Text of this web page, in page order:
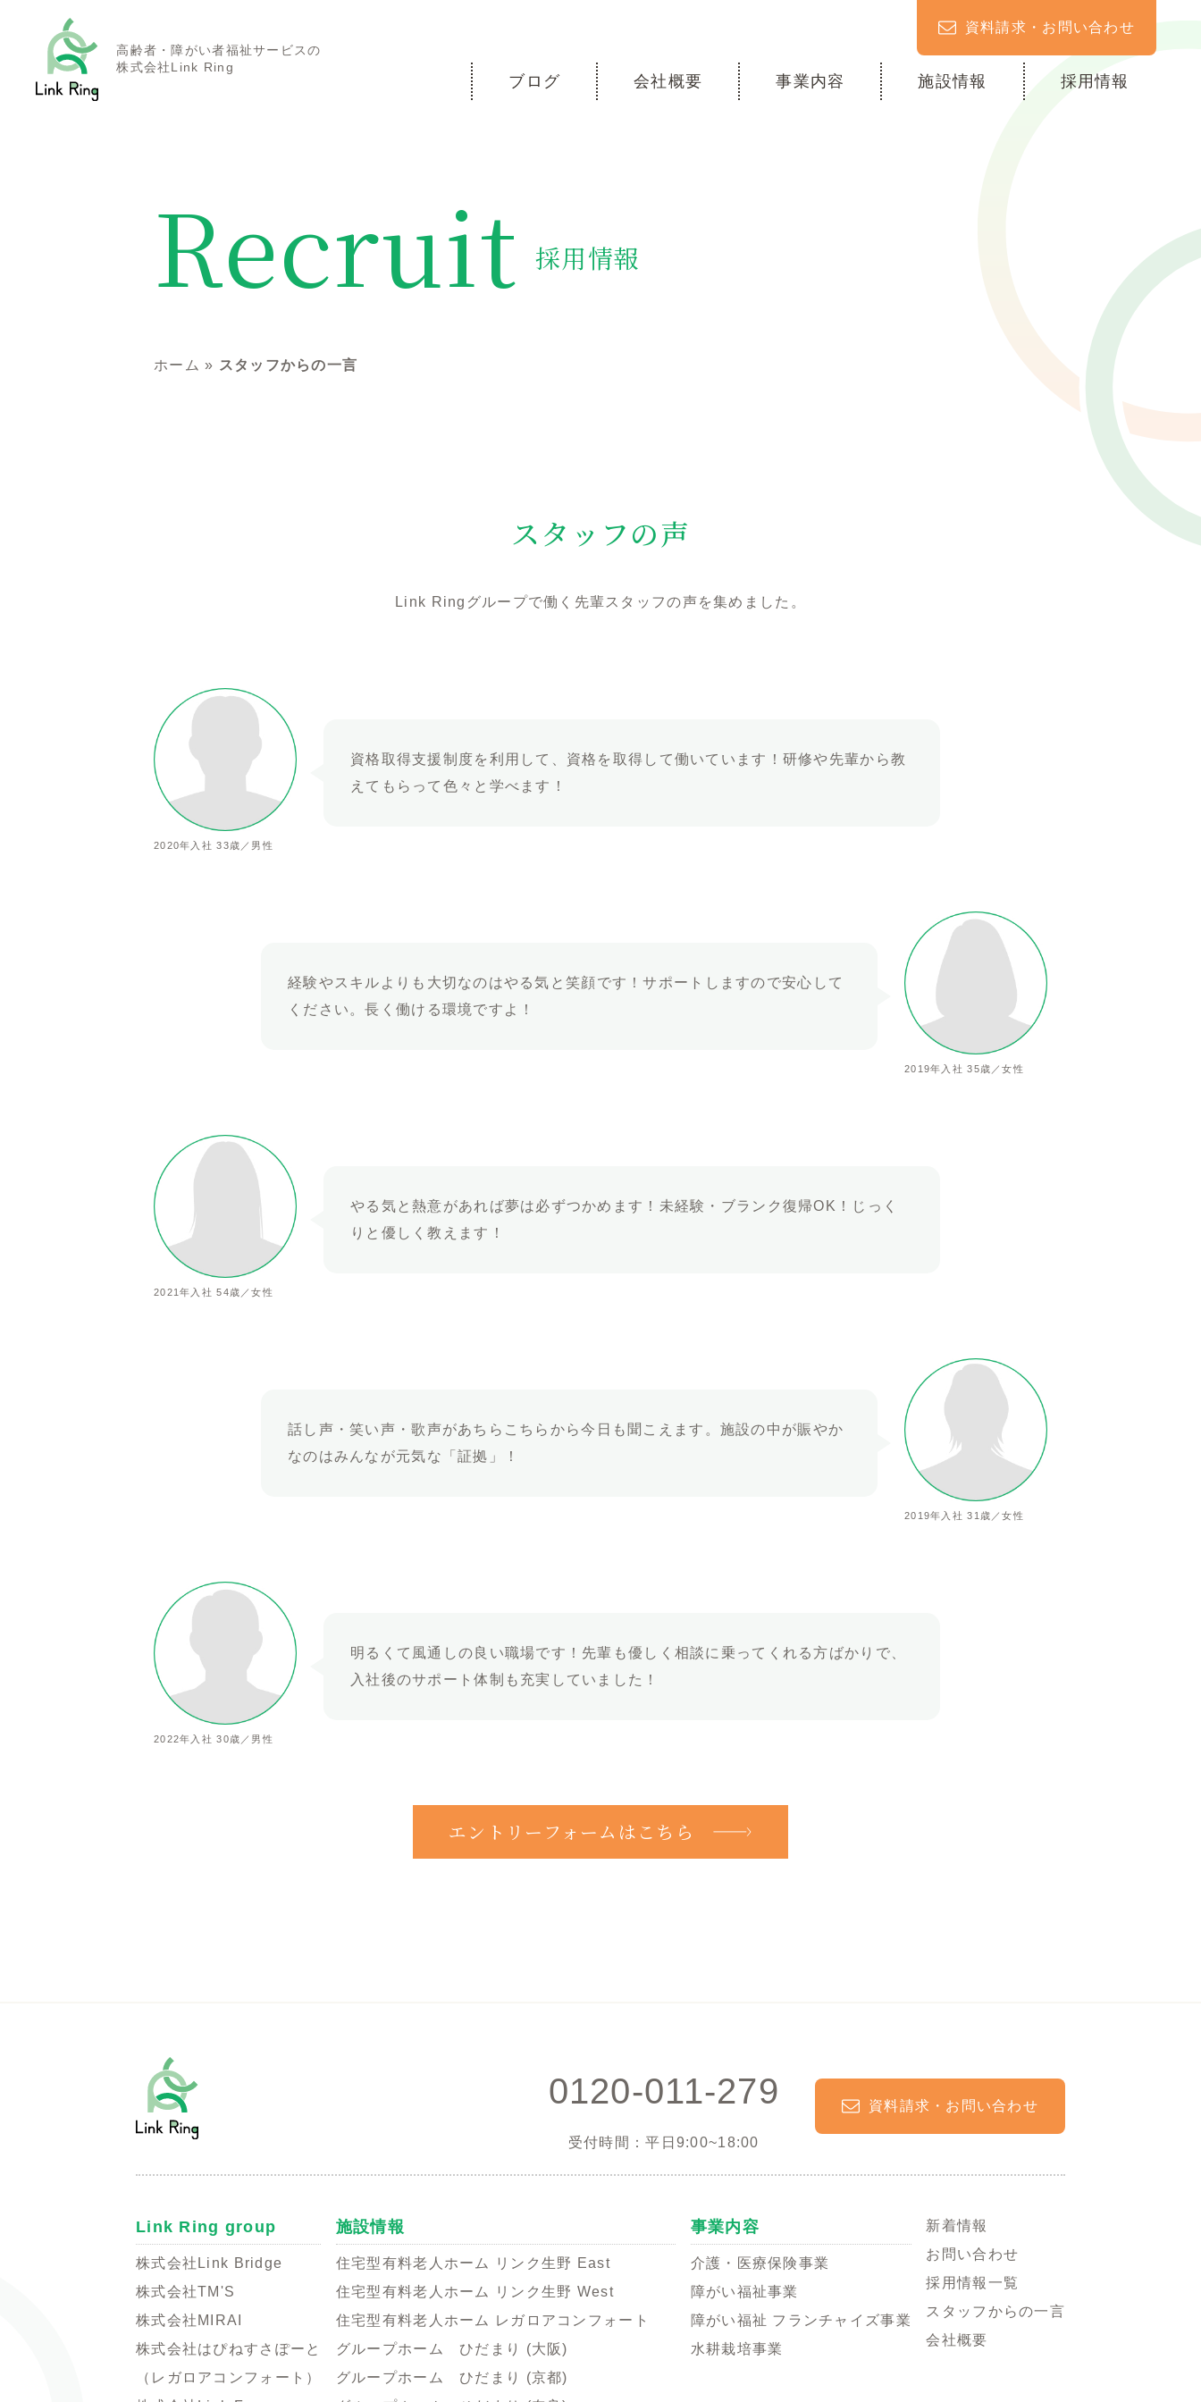
高齢者・障がい者福祉サービスの
株式会社Link Ring
資料請求・お問い合わせ
ブログ 会社概要 事業内容 施設情報 採用情報
Recruit 採用情報
ホーム » スタッフからの一言
スタッフの声
Link Ringグループで働く先輩スタッフの声を集めました。
2020年入社 33歳／男性
資格取得支援制度を利用して、資格を取得して働いています！研修や先輩から教
えてもらって色々と学べます！
2019年入社 35歳／女性
経験やスキルよりも大切なのはやる気と笑顔です！サポートしますので安心して
ください。長く働ける環境ですよ！
2021年入社 54歳／女性
やる気と熱意があれば夢は必ずつかめます！未経験・ブランク復帰OK！じっく
りと優しく教えます！
2019年入社 31歳／女性
話し声・笑い声・歌声があちらこちらから今日も聞こえます。施設の中が賑やか
なのはみんなが元気な「証拠」！
2022年入社 30歳／男性
明るくて風通しの良い職場です！先輩も優しく相談に乗ってくれる方ばかりで、
入社後のサポート体制も充実していました！
エントリーフォームはこちら
0120-011-279
受付時間：平日9:00~18:00
資料請求・お問い合わせ
Link Ring group
株式会社Link Bridge
株式会社TM'S
株式会社MIRAI
株式会社はぴねすさぽーと
（レガロアコンフォート）
施設情報
住宅型有料老人ホーム リンク生野 East
住宅型有料老人ホーム リンク生野 West
住宅型有料老人ホーム レガロアコンフォート
グループホーム ひだまり (大阪)
グループホーム ひだまり (京都)
事業内容
介護・医療保険事業
障がい福祉事業
障がい福祉 フランチャイズ事業
水耕栽培事業
新着情報
お問い合わせ
採用情報一覧
スタッフからの一言
会社概要